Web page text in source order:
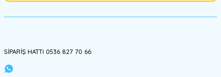
SİPARİŞ HATTI 0536 827 70 66